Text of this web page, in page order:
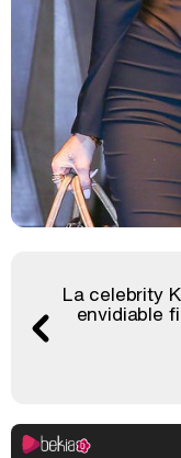
La celebrity
envidiable